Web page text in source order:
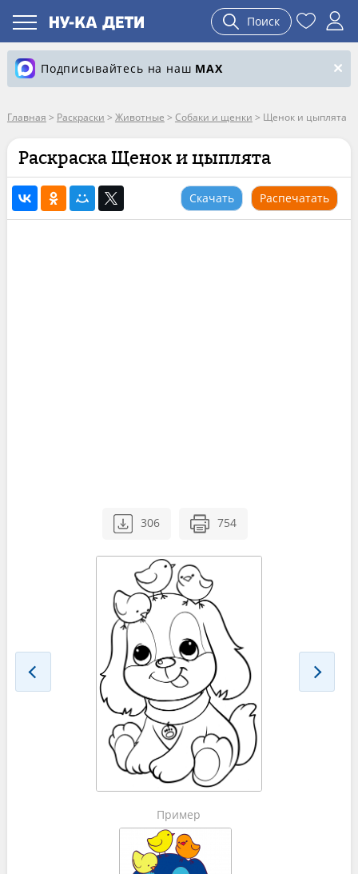
Поиск
Подписывайтесь на наш MAX
Главная > Раскраски > Животные > Собаки и щенки > Щенок и цыплята
Раскраска Щенок и цыплята
Скачать Распечатать
306 754
Пример